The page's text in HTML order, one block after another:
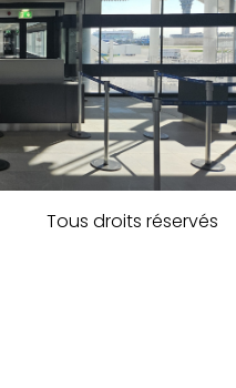
Tous droits réservés